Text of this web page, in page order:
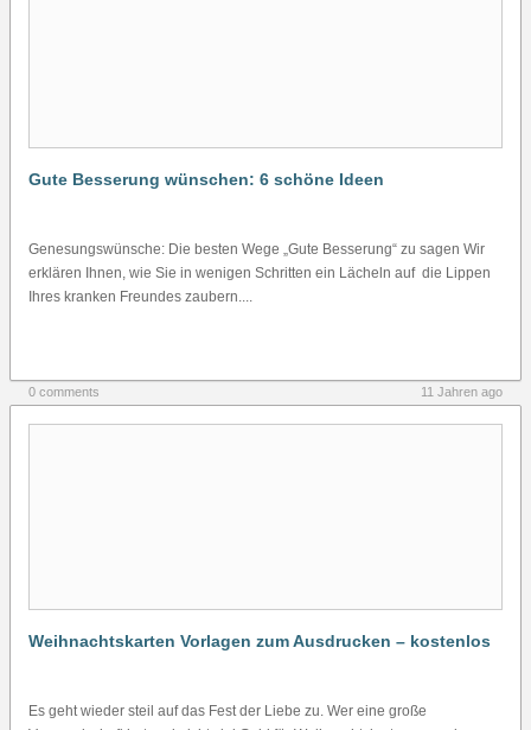
Gute Besserung wünschen: 6 schöne Ideen
Genesungswünsche: Die besten Wege „Gute Besserung“ zu sagen Wir
erklären Ihnen, wie Sie in wenigen Schritten ein Lächeln auf die Lippen
Ihres kranken Freundes zaubern....
0 comments 11 Jahren ago
Weihnachtskarten Vorlagen zum Ausdrucken – kostenlos
Es geht wieder steil auf das Fest der Liebe zu. Wer eine große